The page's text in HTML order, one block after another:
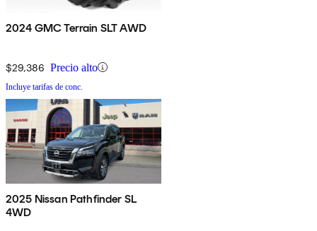
2024 GMC Terrain SLT AWD
$29,386 Precio alto
Incluye tarifas de conc.
2025 Nissan Pathfinder SL
4WD